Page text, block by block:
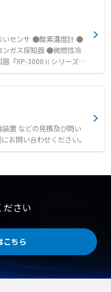
お気軽にお問い合わせく
いセンサ ●酸素濃度計 ●
ガス探知器 ●微燃性冷
『XP-3000Ⅱシリーズ』
PRO』 などの見積及
気軽にお問い合わせくだ
置 などの見積及び問い
お問い合わせください。
ださい
こちら